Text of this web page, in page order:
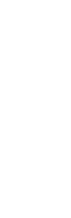
Rabbim!
İbrahim:
yaratan da,
yediren de,
şifa verir.
Ahiret
umduğum
sizin nelere
onlar benim
Rabbidir.
O'dur. Beni
olduğumda
da diriltecek
bana
hikmet ver ve